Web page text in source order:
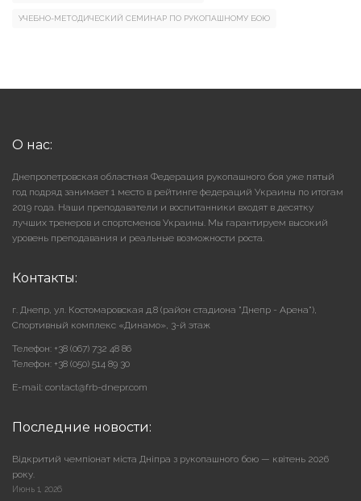
УЧЕБНО-МЕТОДИЧЕСКИЙ СЕМИНАР ПО РУКОПАШНОМУ БОЮ
О нас:
Днепропетровская областная Федерация рукопашного боя уже пятый
год подряд занимает 1 место в рейтинге федераций Украины по итогам
2019 года. Наши преподаватели и воспитанники входят в десятку
лучших тренеров и спортсменов Украины. Мы гарантируем высокий
уровень преподавания и реальные возможности роста.
Контакты:
г. Днепр, ул. Костомаровская д.8 (район стадиона "Днепр - Арена"),
Cпортивный комплекс «Динамо», 3-й этаж
Телефон: +38 (067) 732 48 86
Телефон: +38 (050) 514 89 30
E-mail: contact@frb-dnepr.com
Последние новости:
Відкритий чемпіонат міста Дніпра з рукопашного бою — квітень 2026
року.
Июнь 1, 2026